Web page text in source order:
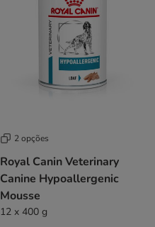
2 opções
Royal Canin Veterinary
Canine Hypoallergenic
Mousse
12 x 400 g